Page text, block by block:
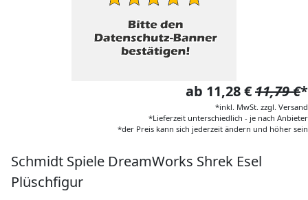
ab 11,28 €11,79 €*
*inkl. MwSt. zzgl. Versand
*Lieferzeit unterschiedlich - je nach Anbieter
*der Preis kann sich jederzeit ändern und höher sein
Schmidt Spiele DreamWorks Shrek Esel
Plüschfigur